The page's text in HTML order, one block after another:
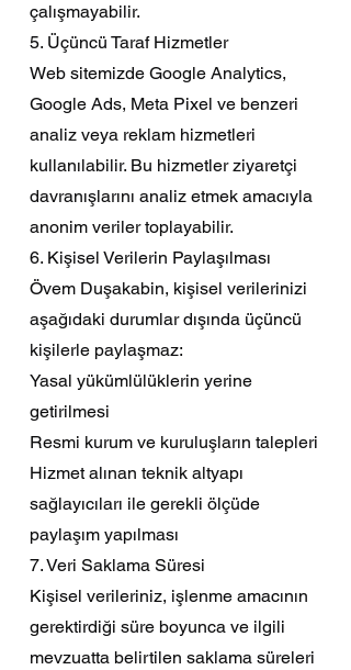
çalışmayabilir.
5. Üçüncü Taraf Hizmetler
Web sitemizde Google Analytics,
Google Ads, Meta Pixel ve benzeri
analiz veya reklam hizmetleri
kullanılabilir. Bu hizmetler ziyaretçi
davranışlarını analiz etmek amacıyla
anonim veriler toplayabilir.
6. Kişisel Verilerin Paylaşılması
Övem Duşakabin, kişisel verilerinizi
aşağıdaki durumlar dışında üçüncü
kişilerle paylaşmaz:
Yasal yükümlülüklerin yerine
getirilmesi
Resmi kurum ve kuruluşların talepleri
Hizmet alınan teknik altyapı
sağlayıcıları ile gerekli ölçüde
paylaşım yapılması
7. Veri Saklama Süresi
Kişisel verileriniz, işlenme amacının
gerektirdiği süre boyunca ve ilgili
mevzuatta belirtilen saklama süreleri